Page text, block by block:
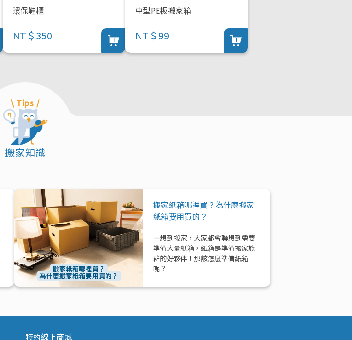
環保鞋櫃
NT＄350
中型PE板搬家箱
NT＄99
\ Tips /
搬家知識
搬家紙箱哪裡買？為什麼搬家
紙箱要用買的？
一想到搬家，大家都會聯想到需要
準備大量紙箱，紙箱是準備搬家族
群的好夥伴！那該怎麼準備紙箱
呢？
特約線上商城